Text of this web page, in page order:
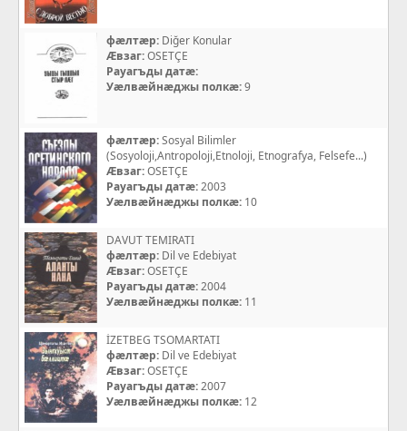
фæлтæр: Diğer Konular
Æвзаг:OSETÇE
Рауагъды датæ:
Уæлвæйнæджы полкæ:9
фæлтæр:Sosyal Bilimler
(Sosyoloji,Antropoloji,Etnoloji, Etnografya, Felsefe...)
Æвзаг:OSETÇE
Рауагъды датæ:2003
Уæлвæйнæджы полкæ: 10
DAVUT TEMIRATI
фæлтæр: Dil ve Edebiyat
Æвзаг:OSETÇE
Рауагъды датæ:2004
Уæлвæйнæджы полкæ: 11
İZETBEG TSOMARTATI
фæлтæр: Dil ve Edebiyat
Æвзаг:OSETÇE
Рауагъды датæ:2007
Уæлвæйнæджы полкæ: 12